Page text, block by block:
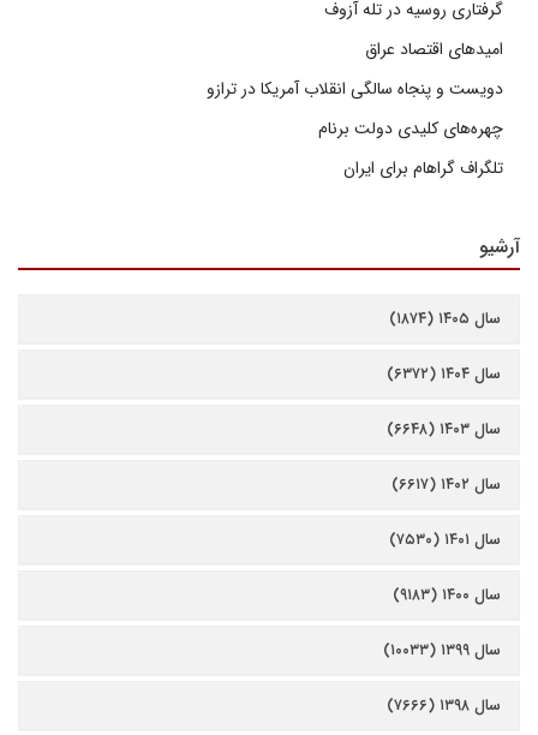
گرفتاری روسیه در تله آزوف
امیدهای اقتصاد عراق
دویست و پنجاه سالگی انقلاب آمریکا در ترازو
چهره‌های کلیدی دولت برنام
تلگراف گراهام برای ایران
آرشیو
سال ۱۴۰۵ (۱۸۷۴)
سال ۱۴۰۴ (۶۳۷۲)
سال ۱۴۰۳ (۶۶۴۸)
سال ۱۴۰۲ (۶۶۱۷)
سال ۱۴۰۱ (۷۵۳۰)
سال ۱۴۰۰ (۹۱۸۳)
سال ۱۳۹۹ (۱۰۰۳۳)
سال ۱۳۹۸ (۷۶۶۶)